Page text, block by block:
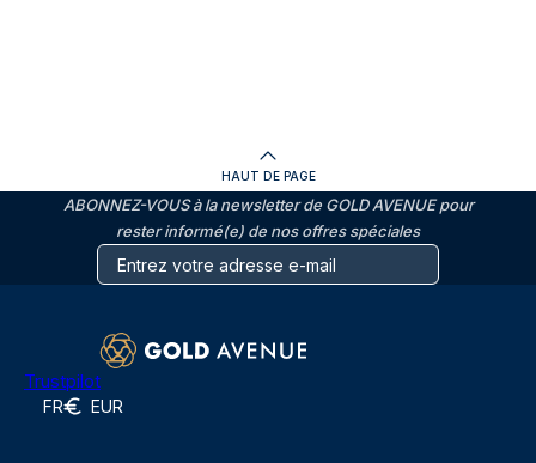
HAUT DE PAGE
ABONNEZ-VOUS à la newsletter de GOLD AVENUE pour
rester informé(e) de nos offres spéciales
Trustpilot
FR EUR